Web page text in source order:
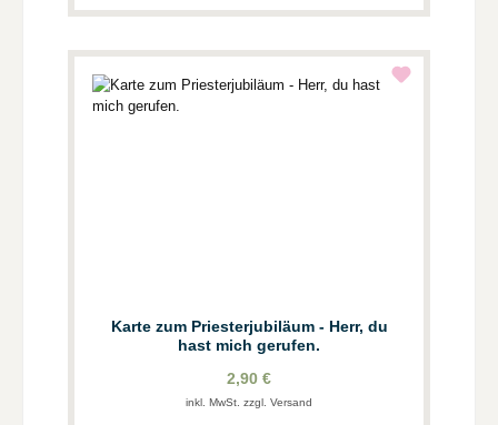
Karte zum Priesterjubiläum - Herr, du
hast mich gerufen.
2,90 €
inkl. MwSt. zzgl. Versand